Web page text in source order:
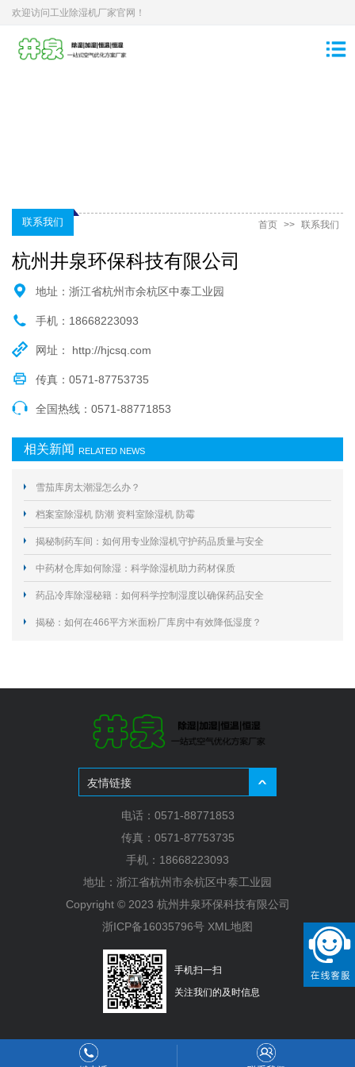
欢迎访问工业除湿机厂家官网！
联系我们 首页 >> 联系我们
杭州井泉环保科技有限公司
地址：浙江省杭州市余杭区中泰工业园
手机：18668223093
网址： http://hjcsq.com
传真：0571-87753735
全国热线：0571-88771853
相关新闻 RELATED NEWS
雪茄库房太潮湿怎么办？
档案室除湿机 防潮 资料室除湿机 防霉
揭秘制药车间：如何用专业除湿机守护药品质量与安全
中药材仓库如何除湿：科学除湿机助力药材保质
药品冷库除湿秘籍：如何科学控制湿度以确保药品安全
揭秘：如何在466平方米面粉厂库房中有效降低湿度？
友情链接
电话：0571-88771853
传真：0571-87753735
手机：18668223093
地址：浙江省杭州市余杭区中泰工业园
Copyright © 2023 杭州井泉环保科技有限公司
浙ICP备16035796号 XML地图
手机扫一扫
关注我们的及时信息